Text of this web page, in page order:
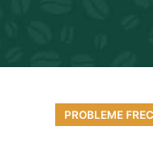
PROBLEME